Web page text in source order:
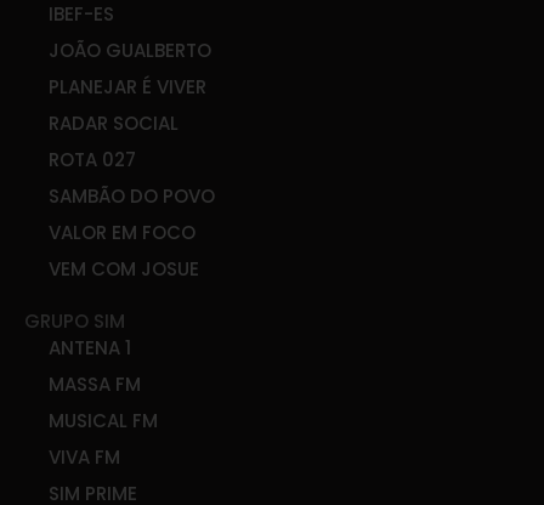
IBEF-ES
JOÃO GUALBERTO
PLANEJAR É VIVER
RADAR SOCIAL
ROTA 027
SAMBÃO DO POVO
VALOR EM FOCO
VEM COM JOSUE
GRUPO SIM
ANTENA 1
MASSA FM
MUSICAL FM
VIVA FM
SIM PRIME